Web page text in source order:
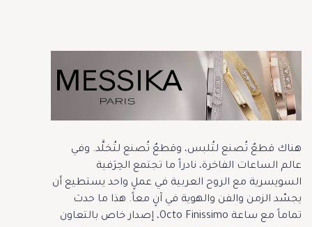
هناك قطعٌ تُصنع لتُلبس، وقطعٌ تُصنع لتُخلَّد. وفي
عالم الساعات الفاخرة، نادراً ما تجتمع الحِرَفية
السويسرية مع الروح العربية في عملٍ واحد يستطيع أن
يجسّد الزمن والفن والهوية في آنٍ معاً. هذا ما حدث
تماماً مع ساعة Octo Finissimo، إصدار خاص بالتعاون